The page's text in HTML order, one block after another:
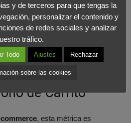
tiene un formato “single page” – es
su contenido en una sola página
tasa de rebote muy alta. Teniendo
en la mayoría de los casos
este dato por debajo del 55%.
de Carrito
, esta métrica es
y de terceros para que tengas la
personalizar el contenido y
de redes sociales y analizar
tráfico.
Todo Ajustes Rechazar
sobre las cookies